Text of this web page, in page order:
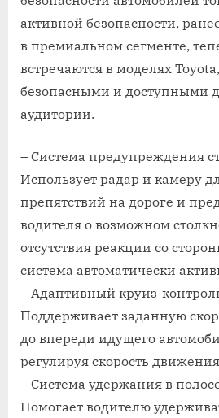
активной безопасности‚
в премиальном сегменте‚
встречаются в моделях
безопасными и доступными
аудитории.
– Система предупреждения
Использует радар и камеру
препятствий на дороге и
водителя о возможном
отсутствия реакции со
система автоматически
– Адаптивный круиз-
Поддерживает заданную
до впереди идущего
регулируя скорость
– Система удержания в
Помогает водителю